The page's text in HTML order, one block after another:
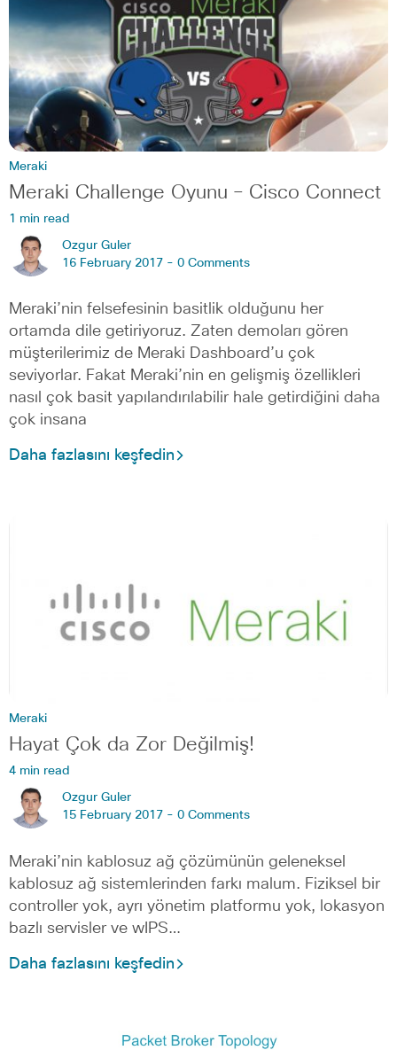
Meraki
Meraki Challenge Oyunu – Cisco Connect
1 min read
Ozgur Guler
16 February 2017 - 0 Comments
Meraki’nin felsefesinin basitlik olduğunu her
ortamda dile getiriyoruz. Zaten demoları gören
müşterilerimiz de Meraki Dashboard’u çok
seviyorlar. Fakat Meraki’nin en gelişmiş özellikleri
nasıl çok basit yapılandırılabilir hale getirdiğini daha
çok insana
Daha fazlasını keşfedin
Meraki
Hayat Çok da Zor Değilmiş!
4 min read
Ozgur Guler
15 February 2017 - 0 Comments
Meraki’nin kablosuz ağ çözümünün geleneksel
kablosuz ağ sistemlerinden farkı malum. Fiziksel bir
controller yok, ayrı yönetim platformu yok, lokasyon
bazlı servisler ve wIPS…
Daha fazlasını keşfedin